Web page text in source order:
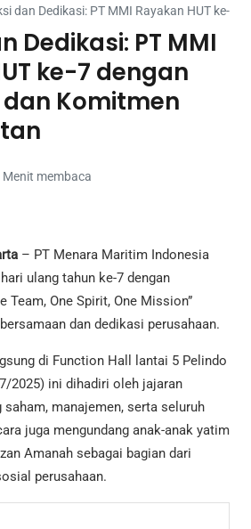
dan Dedikasi: PT MMI Rayakan HUT ke-7
Dedikasi: PT MMI
ke-7 dengan
dan Komitmen
Menit membaca
– PT Menara Maritim Indonesia
ulang tahun ke-7 dengan
Team, One Spirit, One Mission”
dan dedikasi perusahaan.
di Function Hall lantai 5 Pelindo
2025) ini dihadiri oleh jajaran
manajemen, serta seluruh
juga mengundang anak-anak yatim
Amanah sebagai bagian dari
perusahaan.